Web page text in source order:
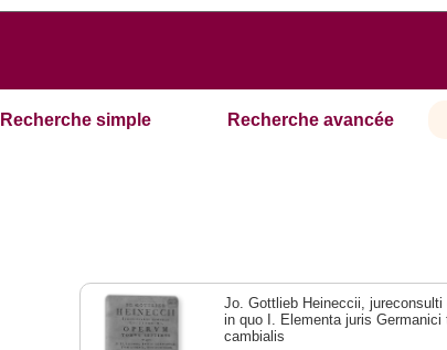
Recherche simple Recherche avancée
Jo. Gottlieb Heineccii,
in quo I. Elementa juris
cambialis